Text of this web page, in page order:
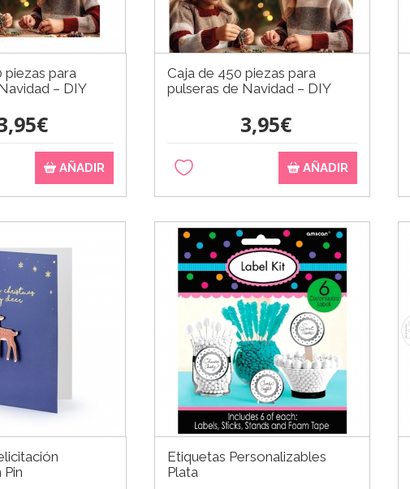
piezas para
– DIY
AÑADIR
Caja de 450 piezas para
pulseras de Navidad – DIY
3,95€
AÑADIR
Etiquetas Personalizables
Plata